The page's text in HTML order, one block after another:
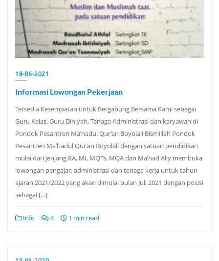
18-06-2021
Informasi Lowongan Pekerjaan
Tersedia Kesempatan untuk Bergabung Bersama Kami sebagai
Guru Kelas, Guru Diniyah, Tenaga Administrasi dan karyawan di
Pondok Pesantren Ma’hadul Qur’an Boyolali Bismillah Pondok
Pesantren Ma’hadul Qur’an Boyolali dengan satuan pendidikan
mulai dari jenjang RA, MI, MQTs, MQA dan Ma’had Aliy membuka
lowongan pengajar, administrasi dan tenaga kerja untuk tahun
ajaran 2021/2022 yang akan dimulai bulan Juli 2021 dengan posisi
sebagai […]
Info 4 1 min read